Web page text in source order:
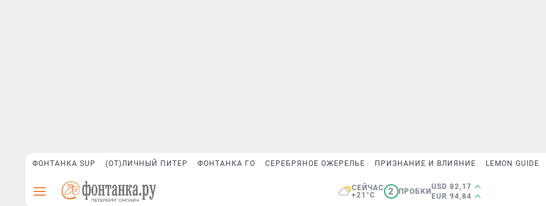
ФОНТАНКА SUP (ОТ)ЛИЧНЫЙ ПИТЕР ФОНТАНКА ГО СЕРЕБРЯНОЕ ОЖЕРЕЛЬЕ ПРИЗНАНИЕ И ВЛИЯНИЕ LEMON GUIDE
СЕЙЧАС
+21°C
2 ПРОБКИ
USD 82,17
EUR 94,84